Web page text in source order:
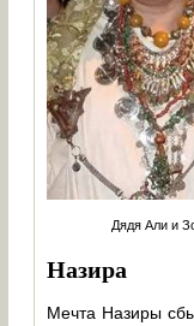
Дядя Али и
Назира
Мечта Назиры